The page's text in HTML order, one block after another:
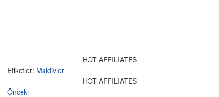
HOT AFFILIATES
Etiketler: Maldivler
HOT AFFILIATES
Önceki